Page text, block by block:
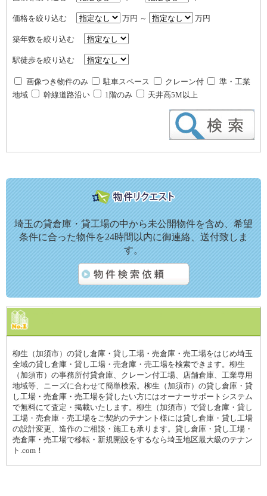
価格を絞り込む 万円 ～ 万円
築年数を絞り込む
駅徒歩を絞り込む
画像つき物件のみ 駐車スペース クレーン付
準・工業
地域
幹線道路沿い 1階のみ 天井高5M以上
埼玉の貸倉庫・貸工場の中から未公開物件を含め、希望
条件に合った物件を24時間以内に御連絡、送付致しま
す。
柳生（加須市）の貸し倉庫・貸し工場・売倉庫・売工場をはじめ埼玉
全域の貸し倉庫・貸し工場・売倉庫・売工場を検索できます。柳生
（加須市）の事務所付貸倉庫、クレーン付工場、店舗倉庫、工業専用
地域等、ニーズに合わせて簡単検索。柳生（加須市）の貸し倉庫・貸
し工場・売倉庫・売工場を貸したい方にはオーナーサポートシステム
で無料にて査定・掲載いたします。柳生（加須市）で貸し倉庫・貸し
工場・売倉庫・売工場をご契約のテナント様には貸し倉庫・貸し工場
の設計変更、造作のご相談・施工も承ります。貸し倉庫・貸し工場・
売倉庫・売工場で移転・新規開設をするなら埼玉地区最大級のテナン
ト.com！